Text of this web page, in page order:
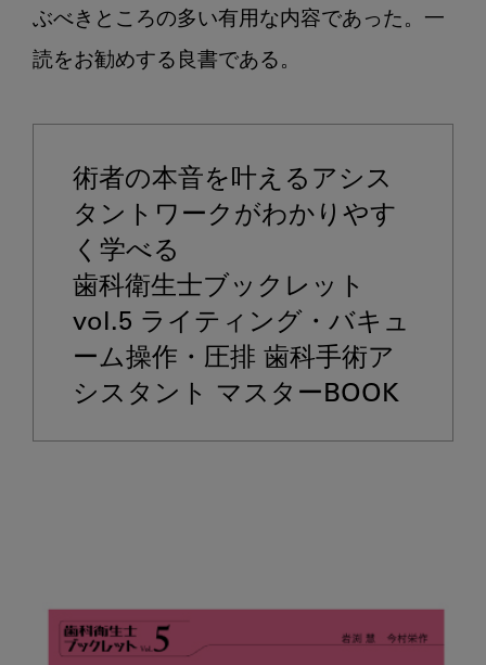
ぶべきところの多い有用な内容であった。一
読をお勧めする良書である。
術者の本音を叶えるアシス
タントワークがわかりやす
く学べる
歯科衛生士ブックレット
vol.5 ライティング・バキュ
ーム操作・圧排 歯科手術ア
シスタント マスターBOOK